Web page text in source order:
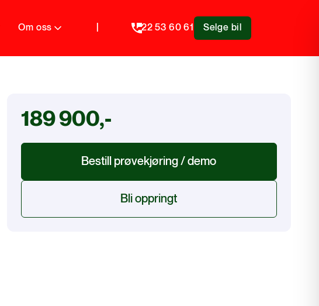
Om oss 22 53 60 61 Selge bil
189 900,-
Bestill prøvekjøring / demo
Bli oppringt